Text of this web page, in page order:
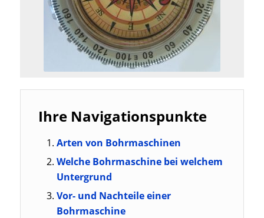
Ihre Navigationspunkte
Arten von Bohrmaschinen
Welche Bohrmaschine bei welchem
Untergrund
Vor- und Nachteile einer
Bohrmaschine